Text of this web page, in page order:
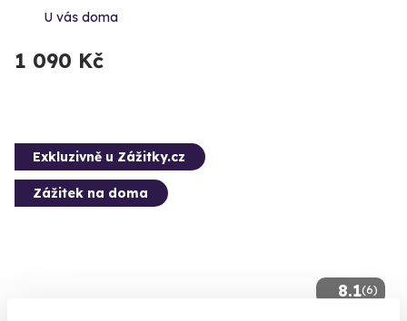
U vás doma
1 090 Kč
8.1(6)
Exkluzivně u Zážitky.cz
Zážitek na doma